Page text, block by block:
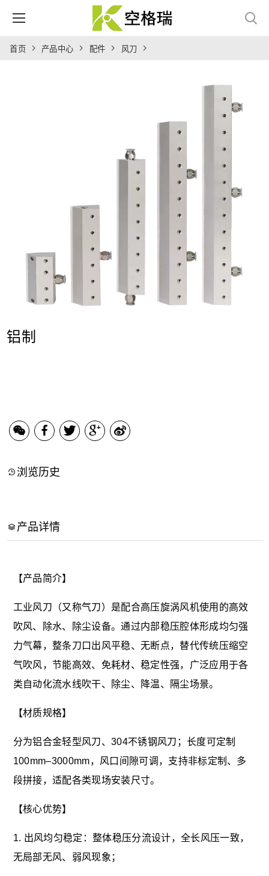
首页 产品中心 配件 风刀
铝制
浏览历史
产品详情
【产品简介】
工业风刀（又称气刀）是配合高压旋涡风机使用的高效
吹风、除水、除尘设备。通过内部稳压腔体形成均匀强
力气幕，整条刀口出风平稳、无断点，替代传统压缩空
气吹风，节能高效、免耗材、稳定性强，广泛应用于各
类自动化流水线吹干、除尘、降温、隔尘场景。
【材质规格】
分为铝合金轻型风刀、304不锈钢风刀；长度可定制
100mm–3000mm，风口间隙可调，支持非标定制、多
段拼接，适配各类现场安装尺寸。
【核心优势】
1. 出风均匀稳定：整体稳压分流设计，全长风压一致，
无局部无风、弱风现象；